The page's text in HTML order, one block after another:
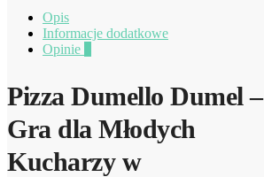
Opis
Informacje dodatkowe
Opinie
Pizza Dumello Dumel –
Gra dla Młodych
Kucharzy w